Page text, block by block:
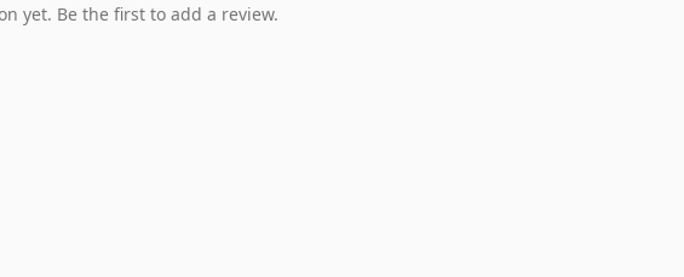
yet. Be the first to add a review.